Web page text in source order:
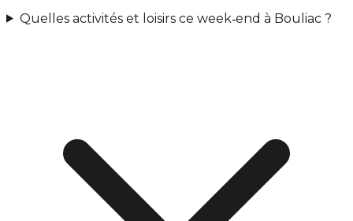
Quelles activités et loisirs ce week‑end à Bouliac ?